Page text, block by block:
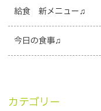
給食 新メニュー♫
今日の食事♫
カテゴリー